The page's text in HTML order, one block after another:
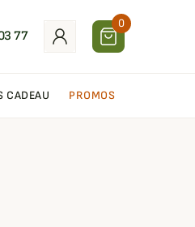
77
0
CADEAU PROMOS